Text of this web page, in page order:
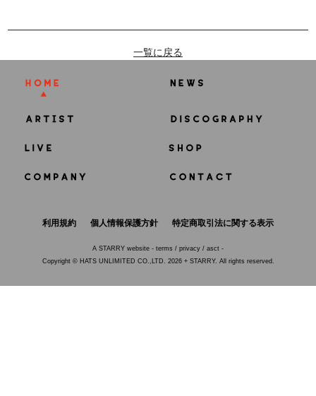
一覧に戻る
利用規約 個人情報保護方針 特定商取引法に関する表示
A STARRY website - terms / privacy / asct -
Copyright © HATS UNLIMITED CO.,LTD. 2026 + STARRY. All rights reserved.